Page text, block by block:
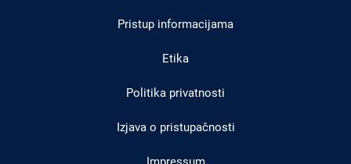
Pristup informacijama
Etika
Politika privatnosti
Izjava o pristupačnosti